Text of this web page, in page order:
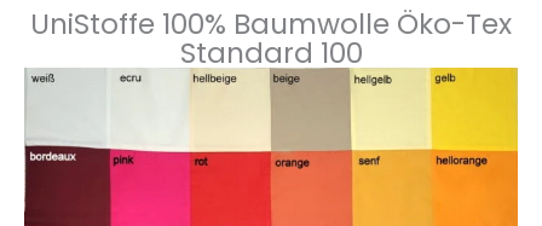
UniStoffe 100% Baumwolle Öko-Tex
Standard 100